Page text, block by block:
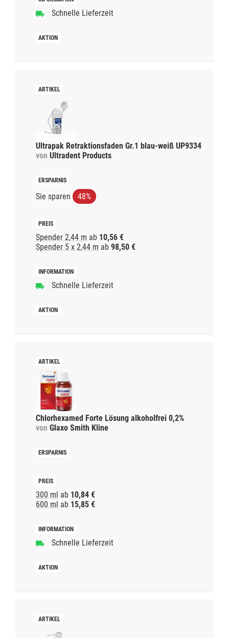
Schnelle Lieferzeit
Ultrapak Retraktionsfaden Gr.1 blau-weiß UP9334
von Ultradent Products
Sie sparen 48%
Spender 2,44 m ab 10,56 €
Spender 5 x 2,44 m ab 98,50 €
Schnelle Lieferzeit
Chlorhexamed Forte Lösung alkoholfrei 0,2%
von Glaxo Smith Kline
300 ml ab 10,84 €
600 ml ab 15,85 €
Schnelle Lieferzeit